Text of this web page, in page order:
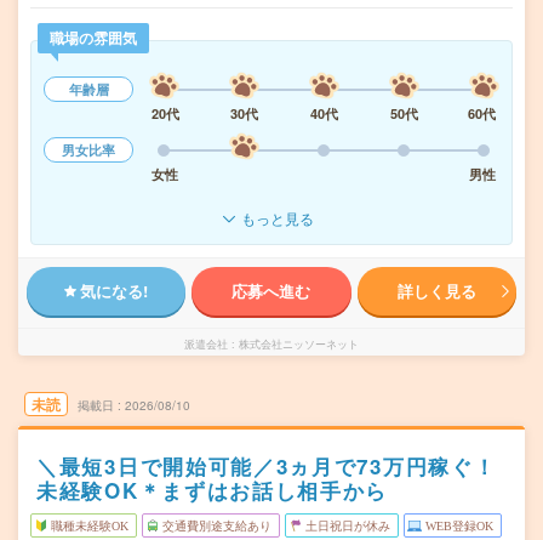
職場の雰囲気
年齢層
20代
30代 40代 50代
60代
男女比率
女性
男性
もっと見る
気になる! 応募へ進む 詳しく見る
派遣会社 株式会社ニッソーネット
未読 掲載日 2026/08/10
＼最短3日で開始可能／3ヵ月で73万円稼ぐ！
未経験OK＊まずはお話し相手から
職種未経験OK 交通費別途支給あり 土日祝日が休み WEB登録OK